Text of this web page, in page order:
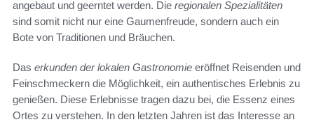
angebaut und geerntet werden. Die regionalen Spezialitäten
sind somit nicht nur eine Gaumenfreude, sondern auch ein
Bote von Traditionen und Bräuchen.
Das erkunden der lokalen Gastronomie eröffnet Reisenden und
Feinschmeckern die Möglichkeit, ein authentisches Erlebnis zu
genießen. Diese Erlebnisse tragen dazu bei, die Essenz eines
Ortes zu verstehen. In den letzten Jahren ist das Interesse an